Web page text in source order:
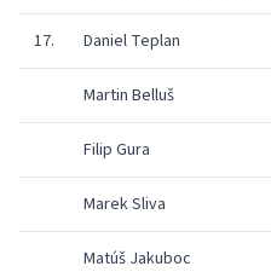
17. Daniel Teplan
Martin Belluš
Filip Gura
Marek Sliva
Matúš Jakuboc